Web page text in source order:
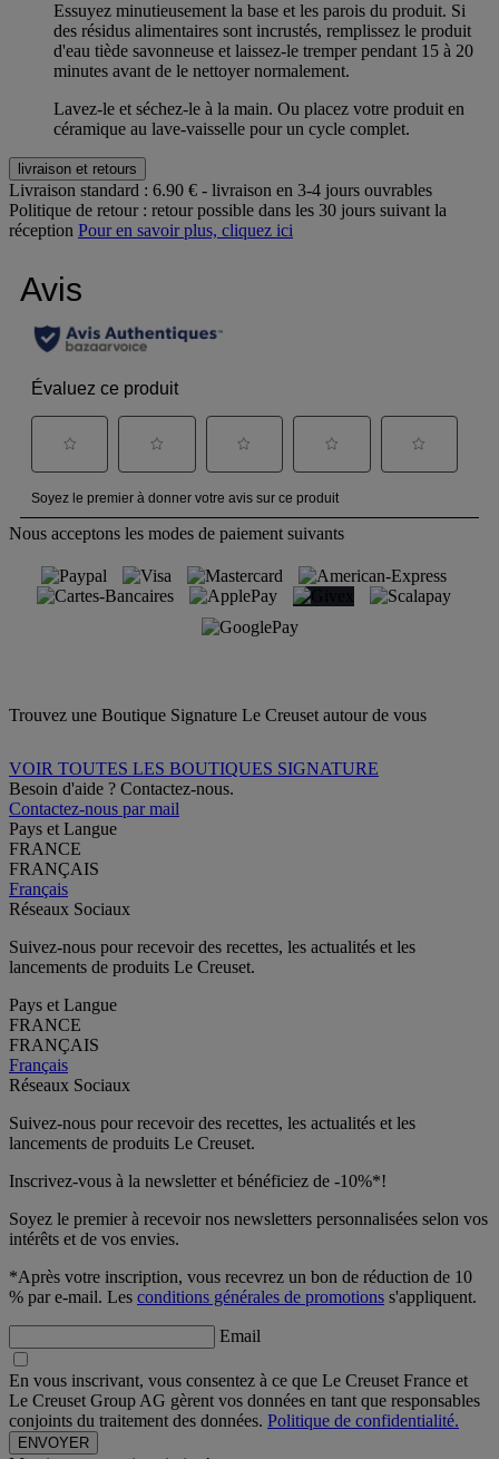
Essuyez minutieusement la base et les parois du produit. Si
des résidus alimentaires sont incrustés, remplissez le produit
d'eau tiède savonneuse et laissez-le tremper pendant 15 à 20
minutes avant de le nettoyer normalement.
Lavez-le et séchez-le à la main. Ou placez votre produit en
céramique au lave-vaisselle pour un cycle complet.
livraison et retours
Livraison standard : 6.90 € - livraison en 3-4 jours ouvrables
Politique de retour : retour possible dans les 30 jours suivant la
réception Pour en savoir plus, cliquez ici
Nous acceptons les modes de paiement suivants
Trouvez une Boutique Signature Le Creuset autour de vous
VOIR TOUTES LES BOUTIQUES SIGNATURE
Besoin d'aide ? Contactez-nous.
Contactez-nous par mail
Pays et Langue
FRANCE
FRANÇAIS
Français
Réseaux Sociaux
Suivez-nous pour recevoir des recettes, les actualités et les
lancements de produits Le Creuset.
Pays et Langue
FRANCE
FRANÇAIS
Français
Réseaux Sociaux
Suivez-nous pour recevoir des recettes, les actualités et les
lancements de produits Le Creuset.
Inscrivez-vous à la newsletter et bénéficiez de -10%*!
Soyez le premier à recevoir nos newsletters personnalisées selon vos
intérêts et de vos envies.
*Après votre inscription, vous recevrez un bon de réduction de 10
% par e-mail. Les conditions générales de promotions s'appliquent.
Email
En vous inscrivant, vous consentez à ce que Le Creuset France et
Le Creuset Group AG gèrent vos données en tant que responsables
conjoints du traitement des données. Politique de confidentialité.